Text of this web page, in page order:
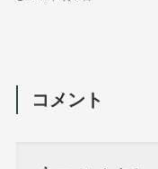
コメント